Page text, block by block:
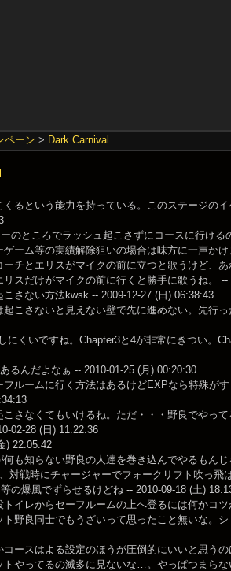
ペーン > Dark Carnival
るという能力を持っている。このステージの
のところでラッシュ起こさずにコースに行ける
ゲーム等の実績解除狙いの場合は味方に一声か
チとエリスがマイクの前に立つと歌うけど、
スだけがマイクの前に行くと勝手に歌うね。 --
こさない方法kwsk -- 2009-12-27 (日) 06:38:43
起こさないと見えない壁で先に進めない。先行
にくいですね。Chapter3と4が非常にきつい。
るんだよなぁ -- 2010-01-25 (月) 00:20:30
フルームに行く方法はあるけどEXPなら特殊が
こさなくてもいけるね。ただ・・・野良でやっ
02-28 (日) 11:22:36
) 22:05:42
も知らない野良の人達を巻き込んでやるもん
対戦時にチャージャーでフォークリフト吹っ
の爆風でずらせるけどね -- 2010-09-18 (土)
イレからセーフルームの上へ登るには何かコ
ト野良同士でもうざいって思ったこと無いな。
ースはよる設定のほうが圧倒的にいいと思うの
トやってるの滅多に見ないな…。やっぱつまら